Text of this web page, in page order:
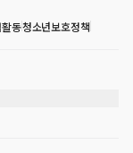
동청소년보호정책